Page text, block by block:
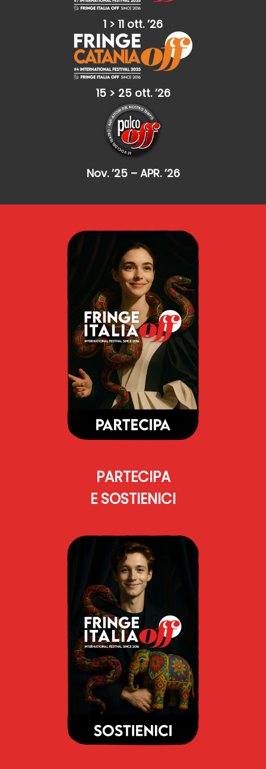
1 > 11 ott. ’26
15 > 25 ott. ’26
Nov. ’25 – APR. ’26
PARTECIPA
E SOSTIENICI